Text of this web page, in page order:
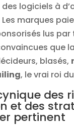
logiciels à
marques
lus par
que
blasés,
, le vrai roi
des
et des
pertinent